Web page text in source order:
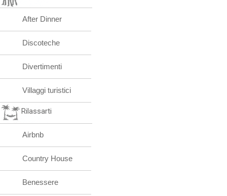
After Dinner
Discoteche
Divertimenti
Villaggi turistici
Rilassarti
Airbnb
Country House
Benessere